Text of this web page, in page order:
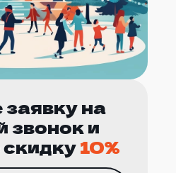
на
звонок и
10%